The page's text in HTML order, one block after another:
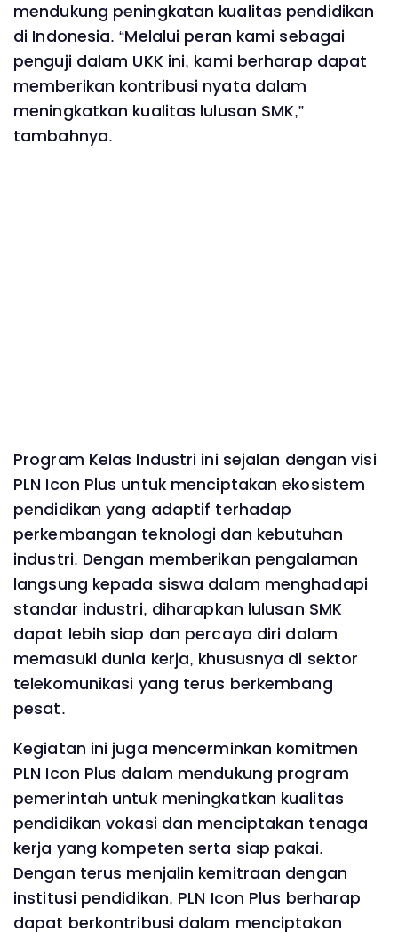
mendukung peningkatan kualitas pendidikan
di Indonesia. “Melalui peran kami sebagai
penguji dalam UKK ini, kami berharap dapat
memberikan kontribusi nyata dalam
meningkatkan kualitas lulusan SMK,”
tambahnya.
Program Kelas Industri ini sejalan dengan visi
PLN Icon Plus untuk menciptakan ekosistem
pendidikan yang adaptif terhadap
perkembangan teknologi dan kebutuhan
industri. Dengan memberikan pengalaman
langsung kepada siswa dalam menghadapi
standar industri, diharapkan lulusan SMK
dapat lebih siap dan percaya diri dalam
memasuki dunia kerja, khususnya di sektor
telekomunikasi yang terus berkembang
pesat.
Kegiatan ini juga mencerminkan komitmen
PLN Icon Plus dalam mendukung program
pemerintah untuk meningkatkan kualitas
pendidikan vokasi dan menciptakan tenaga
kerja yang kompeten serta siap pakai.
Dengan terus menjalin kemitraan dengan
institusi pendidikan, PLN Icon Plus berharap
dapat berkontribusi dalam menciptakan